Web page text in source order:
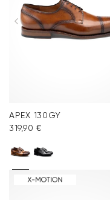
APEX 130GY
319,90 €